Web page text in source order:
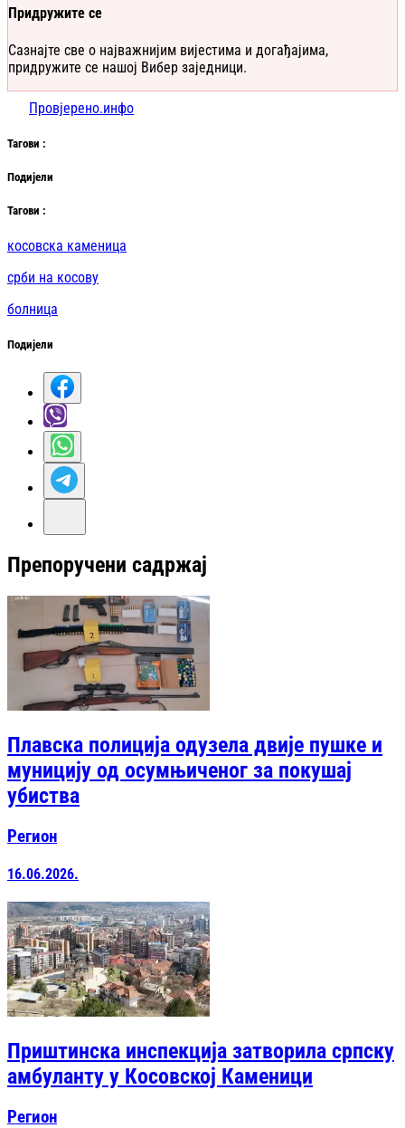
Придружите се
Сазнајте све о најважнијим вијестима и догађајима,
придружите се нашој Вибер заједници.
Провјерено.инфо
Тагови :
Подијели
Тагови :
косовска каменица
срби на косову
болница
Подијели
Препоручени садржај
Плавска полиција одузела двије пушке и
муницију од осумњиченог за покушај
убиства
Регион
16.06.2026.
Приштинска инспекција затворила српску
амбуланту у Косовској Каменици
Регион